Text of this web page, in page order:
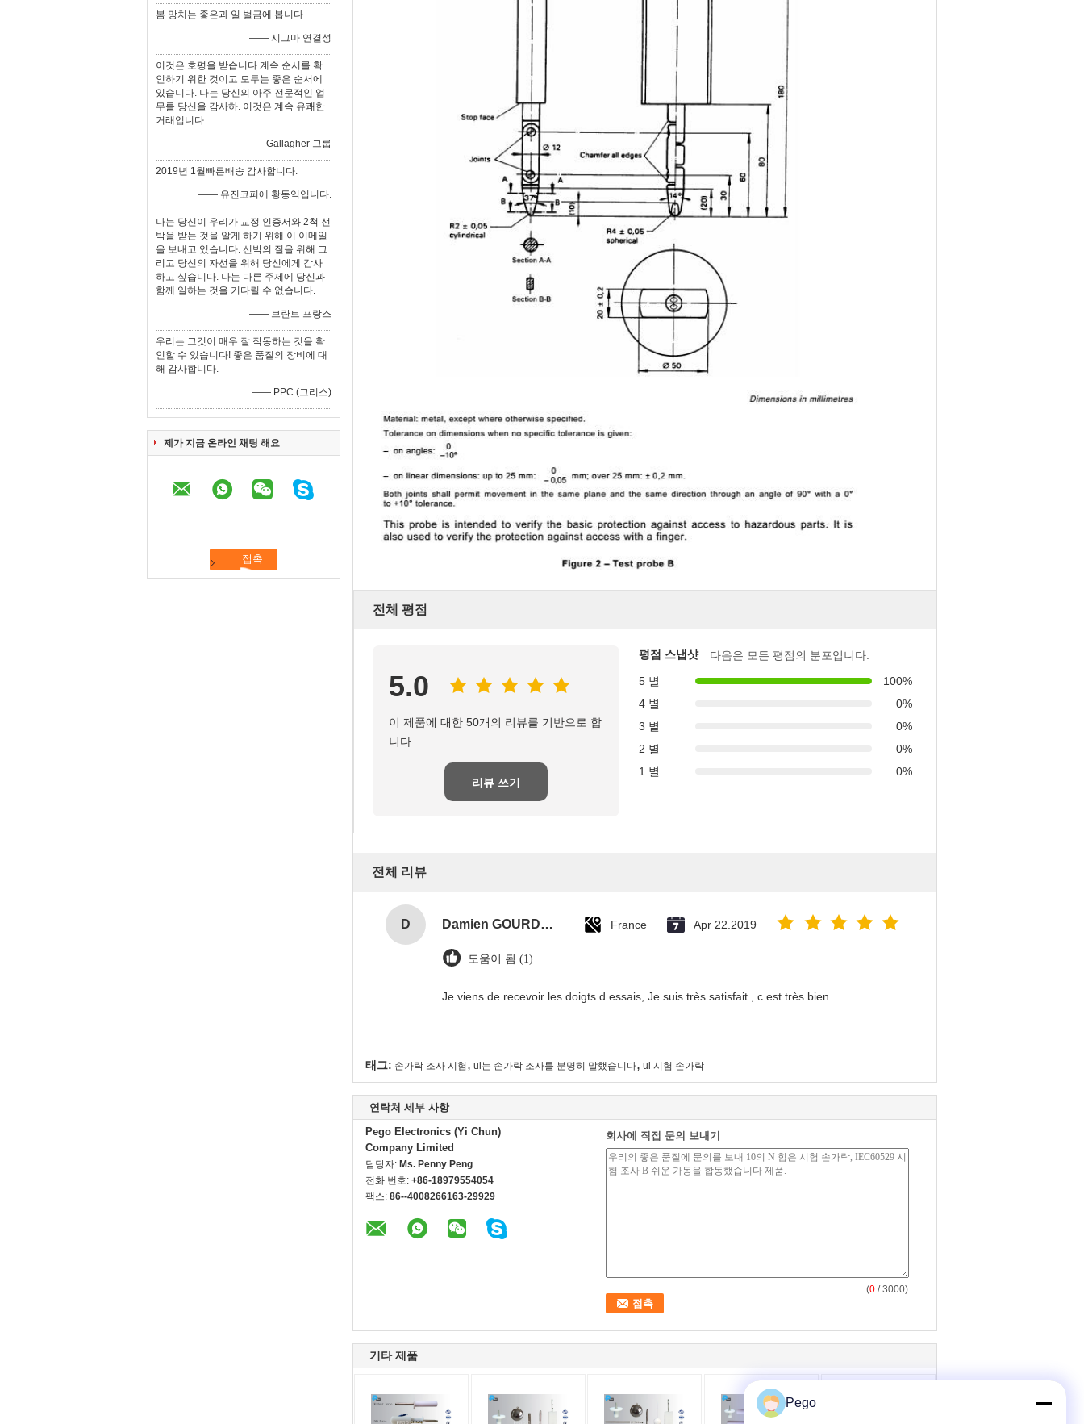
봄 망치는 좋은과 일 벌금에 봅니다
—— 시그마 연결성
이것은 호평을 받습니다 계속 순서를 확
인하기 위한 것이고 모두는 좋은 순서에
있습니다. 나는 당신의 아주 전문적인 업
무를 당신을 감사하. 이것은 계속 유쾌한
거래입니다.
—— Gallagher 그룹
2019년 1월빠른배송 감사합니다.
—— 유진코퍼에 황동익입니다.
나는 당신이 우리가 교정 인증서와 2척 선
박을 받는 것을 알게 하기 위해 이 이메일
을 보내고 있습니다. 선박의 질을 위해 그
리고 당신의 자선을 위해 당신에게 감사
하고 싶습니다. 나는 다른 주제에 당신과
함께 일하는 것을 기다릴 수 없습니다.
—— 브란트 프랑스
우리는 그것이 매우 잘 작동하는 것을 확
인할 수 있습니다! 좋은 품질의 장비에 대
해 감사합니다.
—— PPC (그리스)
제가 지금 온라인 채팅 해요
전체 평점
5.0
이 제품에 대한 50개의 리뷰를 기반으로 합
니다.
리뷰 쓰기
평점 스냅샷
다음은 모든 평점의 분포입니다.
5 별
100%
4 별
0%
3 별
0%
2 별
0%
1 별
0%
전체 리뷰
D Damien GOURDAIN France Apr 22.2019
도움이 됨 (1)
Je viens de recevoir les doigts d essais, Je suis très satisfait , c est très bien
태그: 손가락 조사 시험 , ul는 손가락 조사를 분명히 말했습니다, ul 시험 손가락
연락처 세부 사항
Pego Electronics (Yi Chun)
Company Limited
담당자: Ms. Penny Peng
전화 번호: +86-18979554054
팩스: 86--4008266163-29929
회사에 직접 문의 보내기
(0 / 3000)
기타 제품
Pego